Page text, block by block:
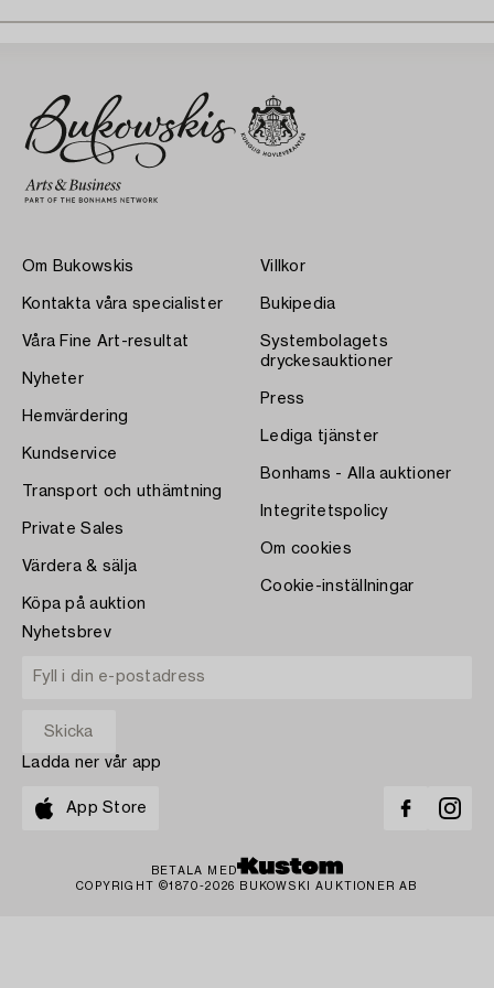
Om Bukowskis
Kontakta våra specialister
Våra Fine Art-resultat
Nyheter
Hemvärdering
Kundservice
Transport och uthämtning
Private Sales
Värdera & sälja
Köpa på auktion
Villkor
Bukipedia
Systembolagets
dryckesauktioner
Press
Lediga tjänster
Bonhams - Alla auktioner
Integritetspolicy
Om cookies
Cookie-inställningar
Nyhetsbrev
Ladda ner vår app
App Store
BETALA MED
COPYRIGHT ©1870-2026 BUKOWSKI AUKTIONER AB